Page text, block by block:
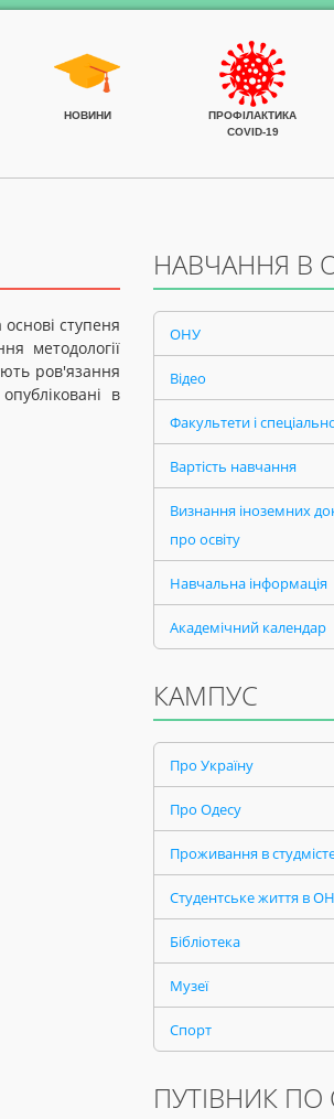
НОВИНИ
ПРОФІЛАКТИКА
COVID-19
ступеня
методології
ров'язання
в
НАВЧАННЯ В
ОНУ
Відео
Факультети і
Вартість навчання
Визнання іноземних
про освіту
Навчальна інформація
Академічний календар
КАМПУС
Про Україну
Про Одесу
Проживання в
Студентське життя в
Бібліотека
Музеї
Спорт
ПУТІВНИК